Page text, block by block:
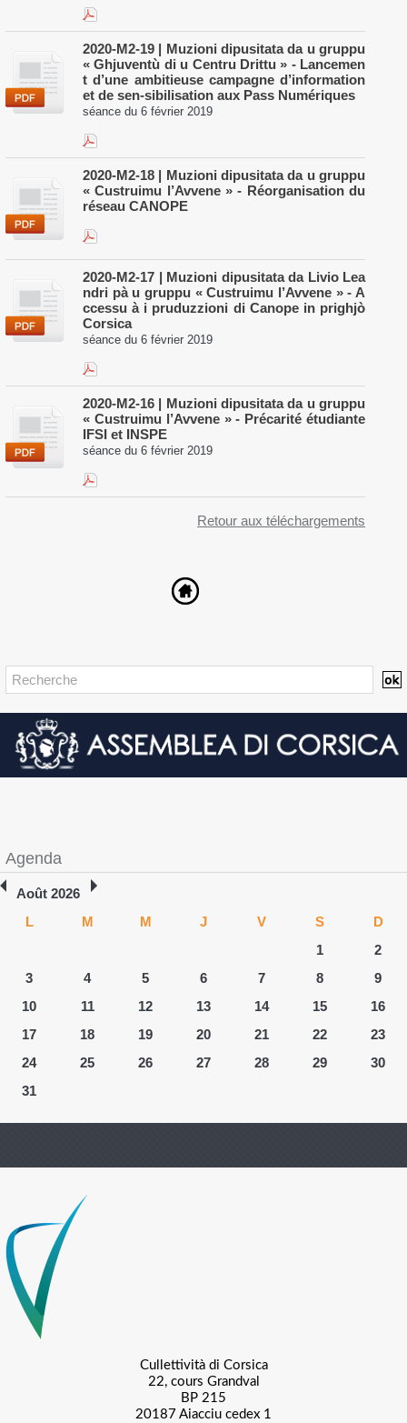
​2020-M2-19 | Muzioni dipusitata da u gruppu
« Ghjuventù di u Centru Drittu » - Lancemen
t d’une ambitieuse campagne d’information
et de sen-sibilisation aux Pass Numériques
séance du 6 février 2019
​2020-M2-18 | Muzioni dipusitata da u gruppu
« Custruimu l’Avvene » - Réorganisation du
réseau CANOPE
​2020-M2-17 | Muzioni dipusitata da Livio Lea
ndri pà u gruppu « Custruimu l’Avvene » - A
ccessu à i pruduzzioni di Canope in prighjò
Corsica
séance du 6 février 2019
2020-M2-16 | Muzioni dipusitata da u gruppu
« Custruimu l’Avvene » - Précarité étudiante
IFSI et INSPE
séance du 6 février 2019
Retour aux téléchargements
Agenda
Août 2026
L
M M J V S
D
1
2
3
4 5 6 7 8
9
10
11 12 13 14 15
16
17
18 19 20 21 22
23
24
25 26 27 28 29
30
31
Cullettività di Corsica
22, cours Grandval
BP 215
20187 Aiacciu cedex 1